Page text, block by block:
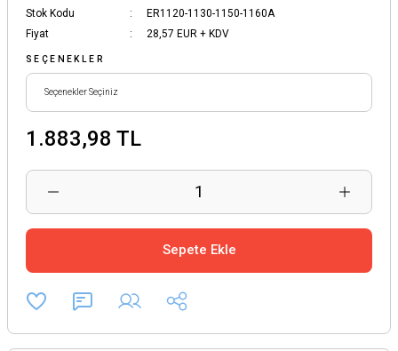
Stok Kodu
ER1120-1130-1150-1160A
Fiyat
28,57 EUR + KDV
SEÇENEKLER
1.883,98 TL
Sepete Ekle